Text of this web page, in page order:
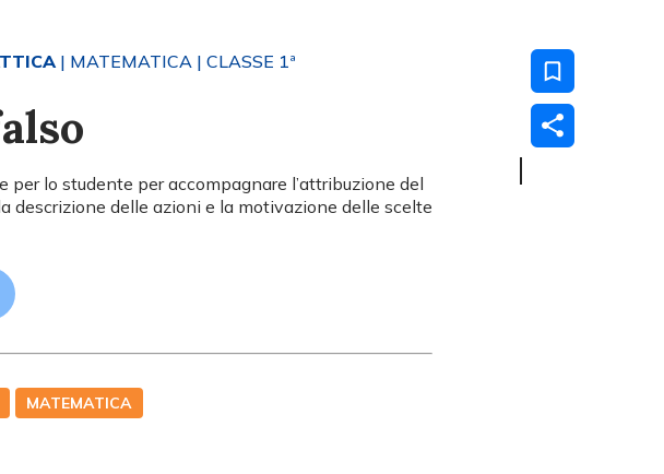
| MATEMATICA | CLASSE 1ª
per lo studente per accompagnare l’attribuzione del
descrizione delle azioni e la motivazione delle scelte
MATEMATICA